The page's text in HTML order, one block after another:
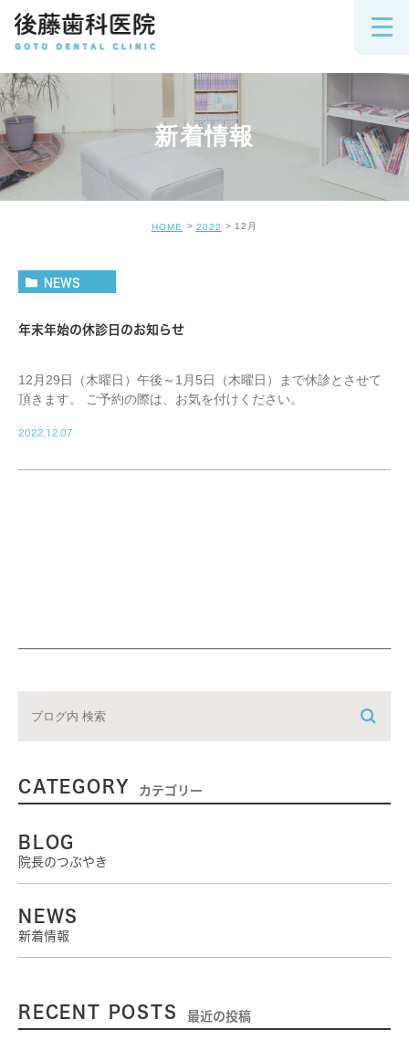
新着情報
HOME 2022 12月
NEWS
年末年始の休診日のお知らせ
12月29日（木曜日）午後～1月5日（木曜日）まで休診とさせて
頂きます。 ご予約の際は、お気を付けください。
2022.12.07
CATEGORY カテゴリー
BLOG
院長のつぶやき
NEWS
新着情報
RECENT POSTS 最近の投稿